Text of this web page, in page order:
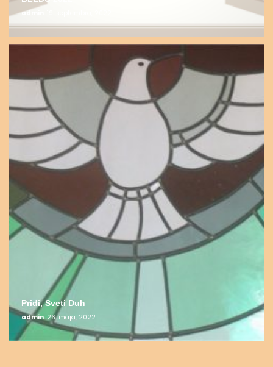
admin
Pridi, Sveti Duh
admin 26. maja, 2022